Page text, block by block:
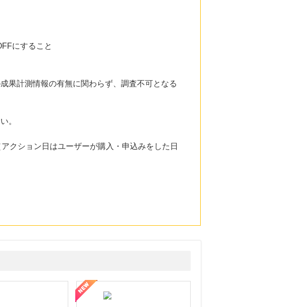
にすること
果計測情報の有無に関わらず、調査不可となる
。
クション日はユーザーが購入・申込みをした日
査定